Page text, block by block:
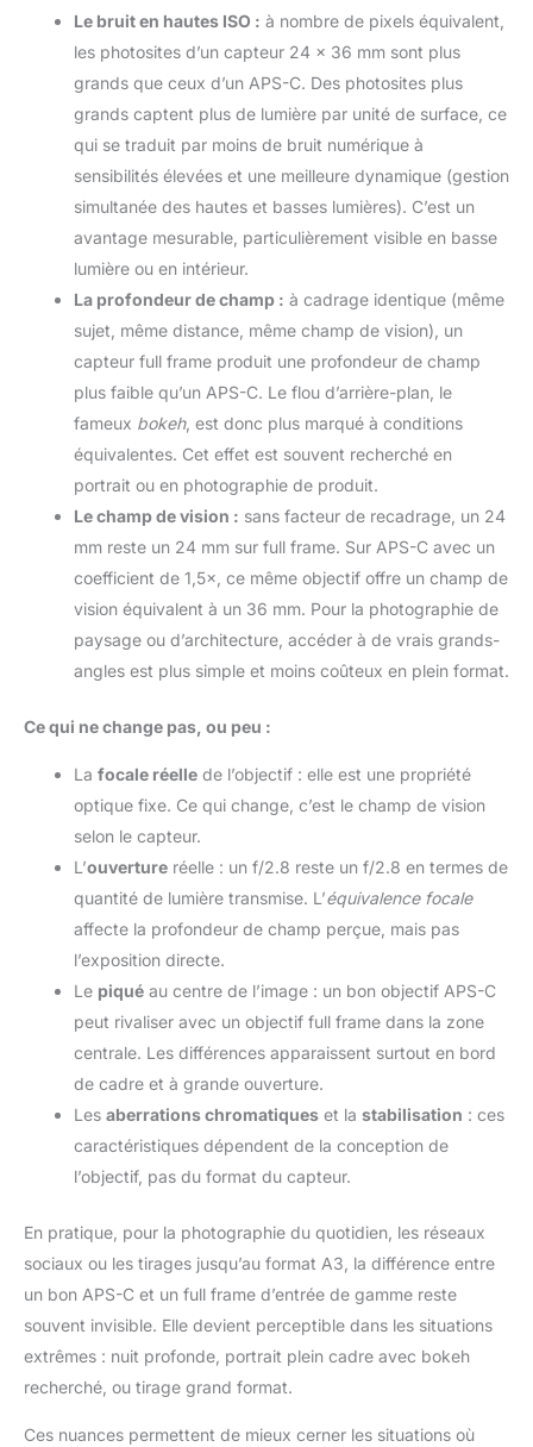
Le bruit en hautes ISO : à nombre de pixels équivalent,
les photosites d’un capteur 24 × 36 mm sont plus
grands que ceux d’un APS-C. Des photosites plus
grands captent plus de lumière par unité de surface, ce
qui se traduit par moins de bruit numérique à
sensibilités élevées et une meilleure dynamique (gestion
simultanée des hautes et basses lumières). C’est un
avantage mesurable, particulièrement visible en basse
lumière ou en intérieur.
La profondeur de champ : à cadrage identique (même
sujet, même distance, même champ de vision), un
capteur full frame produit une profondeur de champ
plus faible qu’un APS-C. Le flou d’arrière-plan, le
fameux bokeh, est donc plus marqué à conditions
équivalentes. Cet effet est souvent recherché en
portrait ou en photographie de produit.
Le champ de vision : sans facteur de recadrage, un 24
mm reste un 24 mm sur full frame. Sur APS-C avec un
coefficient de 1,5×, ce même objectif offre un champ de
vision équivalent à un 36 mm. Pour la photographie de
paysage ou d’architecture, accéder à de vrais grands-
angles est plus simple et moins coûteux en plein format.
Ce qui ne change pas, ou peu :
La focale réelle de l’objectif : elle est une propriété
optique fixe. Ce qui change, c’est le champ de vision
selon le capteur.
L’ouverture réelle : un f/2.8 reste un f/2.8 en termes de
quantité de lumière transmise. L’équivalence focale
affecte la profondeur de champ perçue, mais pas
l’exposition directe.
Le piqué au centre de l’image : un bon objectif APS-C
peut rivaliser avec un objectif full frame dans la zone
centrale. Les différences apparaissent surtout en bord
de cadre et à grande ouverture.
Les aberrations chromatiques et la stabilisation : ces
caractéristiques dépendent de la conception de
l’objectif, pas du format du capteur.
En pratique, pour la photographie du quotidien, les réseaux
sociaux ou les tirages jusqu’au format A3, la différence entre
un bon APS-C et un full frame d’entrée de gamme reste
souvent invisible. Elle devient perceptible dans les situations
extrêmes : nuit profonde, portrait plein cadre avec bokeh
recherché, ou tirage grand format.
Ces nuances permettent de mieux cerner les situations où